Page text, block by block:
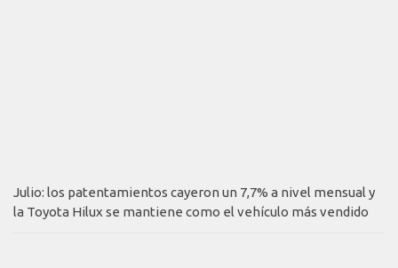
Julio: los patentamientos cayeron un 7,7% a nivel mensual y
la Toyota Hilux se mantiene como el vehículo más vendido